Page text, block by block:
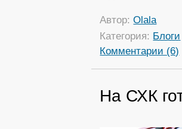
Автор:Olala
Категория: Блоги
Комментарии (6)
На СХК